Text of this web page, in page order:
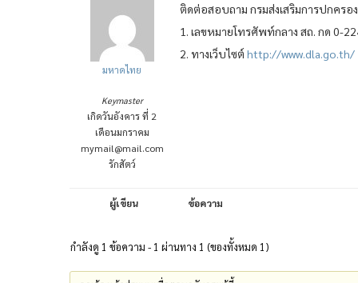
มหาดไทย
Keymaster
เกิดวันอังคาร ที่ 2
เดือนมกราคม
mymail@mail.com
รักสัตว์
ติดต่อสอบถาม กรมส่งเสริมการปกครอ
1. เลขหมายโทรศัพท์กลาง สถ. กด 0-
2. ทางเว็บไซต์ http://www.dla.go.th/
ผู้เขียน ข้อความ
กำลังดู 1 ข้อความ - 1 ผ่านทาง 1 (ของทั้งหมด 1)